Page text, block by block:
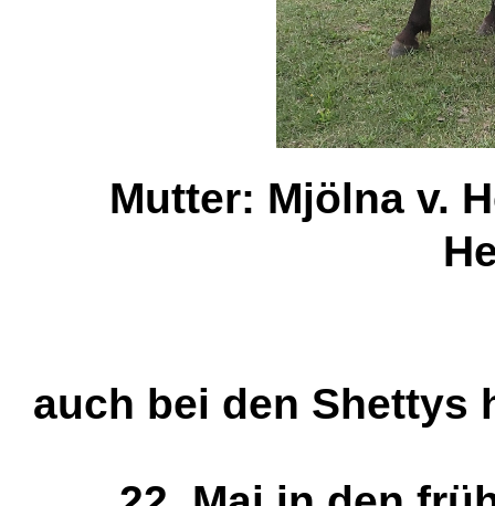
Mutter: Mjölna v.
auch bei den Shettys